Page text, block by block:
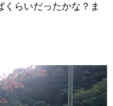
らいだったかな？ま